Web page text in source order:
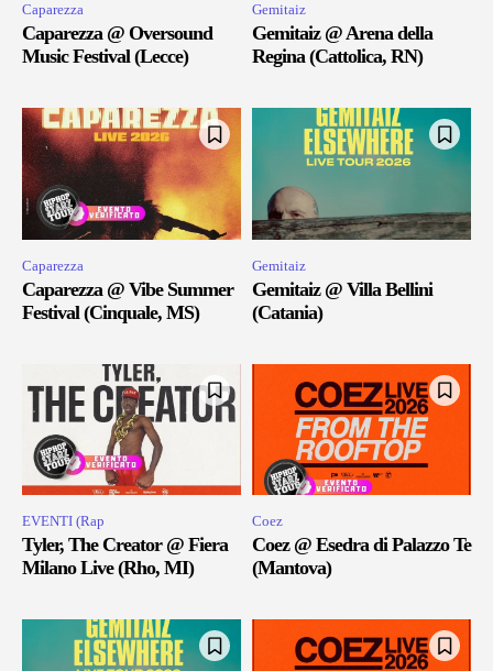
Caparezza
Caparezza @ Oversound
Music Festival (Lecce)
Gemitaiz
Gemitaiz @ Arena della
Regina (Cattolica, RN)
Caparezza
Caparezza @ Vibe Summer
Festival (Cinquale, MS)
Gemitaiz
Gemitaiz @ Villa Bellini
(Catania)
EVENTI (Rap
Tyler, The Creator @ Fiera
Milano Live (Rho, MI)
Coez
Coez @ Esedra di Palazzo Te
(Mantova)